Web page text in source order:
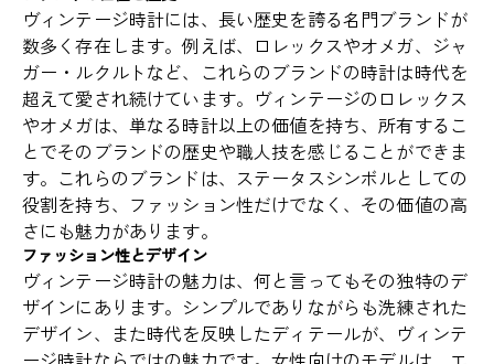
ヴィンテージ時計には、長い歴史を誇る名門ブランドが
数多く存在します。例えば、ロレックスやオメガ、ジャ
ガー・ルクルトなど、これらのブランドの時計は時代を
超えて愛され続けています。ヴィンテージのロレックス
やオメガは、単なる時計以上の価値を持ち、所有するこ
とでそのブランドの歴史や職人技を感じることができま
す。これらのブランドは、ステータスシンボルとしての
役割を持ち、ファッション性だけでなく、その価値の高
さにも魅力があります。
ファッション性とデザイン
ヴィンテージ時計の魅力は、何と言ってもその独特のデ
ザインにあります。シンプルでありながらも洗練された
デザイン、また時代を反映したディテールが、ヴィンテ